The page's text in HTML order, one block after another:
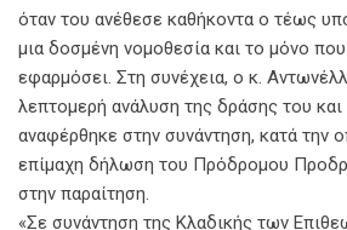
όταν του ανέθεσε καθήκοντα ο τέως
μια δοσμένη νομοθεσία και το μόνο που
εφαρμόσει. Στη συνέχεια, ο κ.
λεπτομερή ανάλυση της δράσης του
αναφέρθηκε στην συνάντηση, κατά την
επίμαχη δήλωση του Πρόδρομου
στην παραίτηση.
«Σε συνάντηση της Κλαδικής των